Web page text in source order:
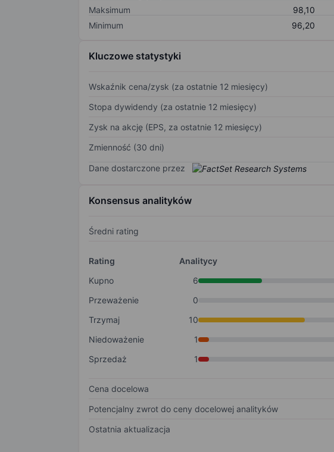
Maksimum
98,10
Minimum
96,20
Kluczowe statystyki
Wskaźnik cena/zysk (za ostatnie 12 miesięcy)
Stopa dywidendy (za ostatnie 12 miesięcy)
Zysk na akcję (EPS, za ostatnie 12 miesięcy)
Zmienność (30 dni)
Dane dostarczone przez
Konsensus analityków
Średni rating
Rating
Analitycy
Kupno
6
Przeważenie
0
Trzymaj
10
Niedoważenie
1
Sprzedaż
1
Cena docelowa
Potencjalny zwrot do ceny docelowej analityków
Ostatnia aktualizacja